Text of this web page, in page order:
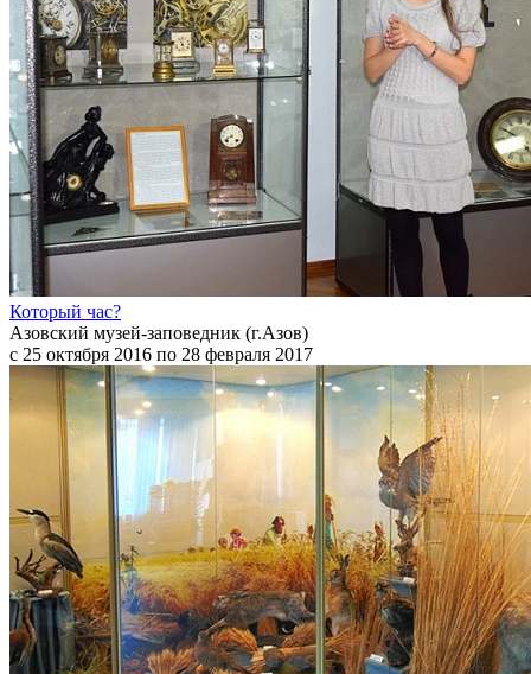
Который час?
Азовский музей-заповедник (г.Азов)
с 25 октября 2016 по 28 февраля 2017